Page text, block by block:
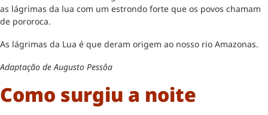
as lágrimas da lua com um estrondo forte que os povos chamam
de pororoca.
As lágrimas da Lua é que deram origem ao nosso rio Amazonas.
Adaptação de Augusto Pessôa
Como surgiu a noite